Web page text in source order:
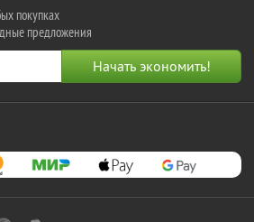
покупках
предложения